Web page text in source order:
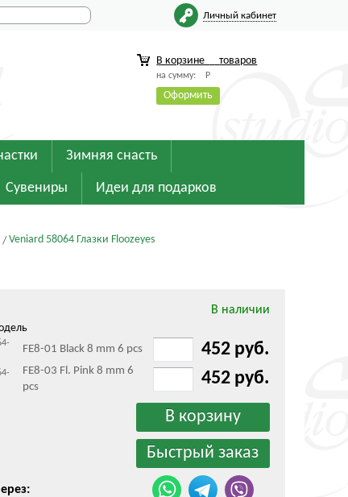
Личный кабинет
В корзине товаров
на сумму: Р
Оформить
Зимняя снасть
Сувениры Идеи для подарков
Veniard 58064 Глазки Floozeyes
В наличии
FE8-01 Black 8 mm 6 pcs 452 руб.
FE8-03 Fl. Pink 8 mm 6
pcs
452 руб.